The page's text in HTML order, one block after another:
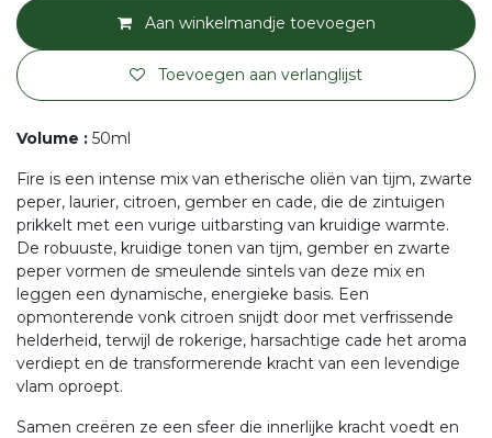
Aan winkelmandje toevoegen
Toevoegen aan verlanglijst
Volume : 50ml
Fire is een intense mix van etherische oliën van tijm, zwarte
peper, laurier, citroen, gember en cade, die de zintuigen
prikkelt met een vurige uitbarsting van kruidige warmte.
De robuuste, kruidige tonen van tijm, gember en zwarte
peper vormen de smeulende sintels van deze mix en
leggen een dynamische, energieke basis. Een
opmonterende vonk citroen snijdt door met verfrissende
helderheid, terwijl de rokerige, harsachtige cade het aroma
verdiept en de transformerende kracht van een levendige
vlam oproept.
Samen creëren ze een sfeer die innerlijke kracht voedt en